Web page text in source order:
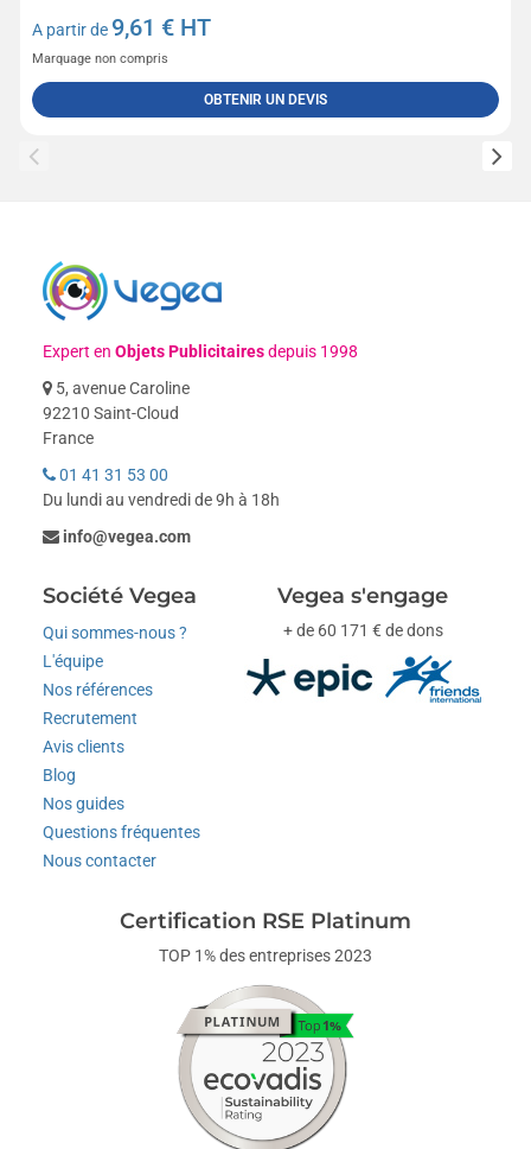
A partir de 9,61 € HT
Marquage non compris
OBTENIR UN DEVIS
Expert enObjets Publicitairesdepuis 1998
5, avenue Caroline
92210 Saint-Cloud
France
01 41 31 53 00
Du lundi au vendredi de 9h à 18h
info@vegea.com
Société Vegea
Qui sommes-nous ?
L'équipe
Nos références
Recrutement
Avis clients
Blog
Nos guides
Questions fréquentes
Nous contacter
Vegea s'engage
+ de 60 171 € de dons
Certification RSE Platinum
TOP 1% des entreprises 2023